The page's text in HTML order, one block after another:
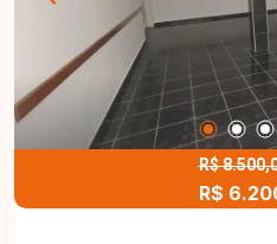
praticidade, economia e
Agende sua visita e venha
R$
R$